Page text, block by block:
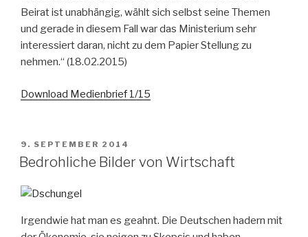
Beirat ist unabhängig, wählt sich selbst seine Themen
und gerade in diesem Fall war das Ministerium sehr
interessiert daran, nicht zu dem Papier Stellung zu
nehmen.“ (18.02.2015)
Download Medienbrief 1/15
VERÖFFENTLICHT
AM
9. SEPTEMBER 2014
Bedrohliche Bilder von Wirtschaft
Irgendwie hat man es geahnt. Die Deutschen hadern mit